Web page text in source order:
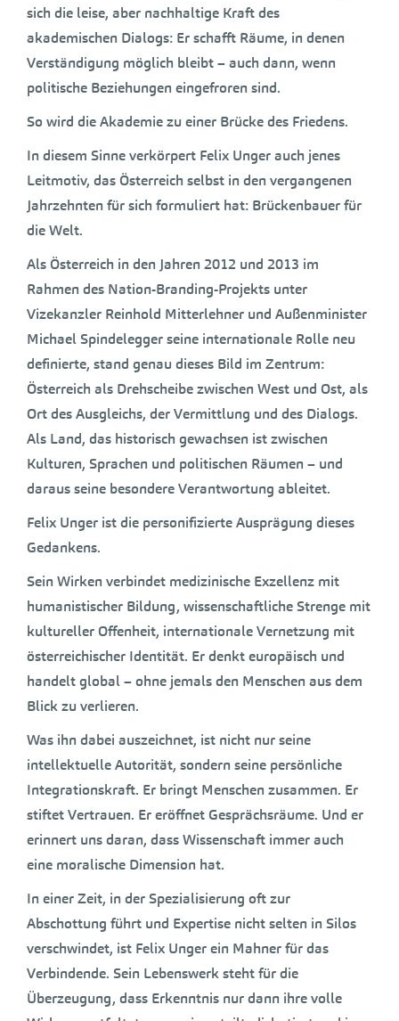
sich die leise, aber nachhaltige Kraft des
akademischen Dialogs: Er schafft Räume, in denen
Verständigung möglich bleibt – auch dann, wenn
politische Beziehungen eingefroren sind.
So wird die Akademie zu einer Brücke des Friedens.
In diesem Sinne verkörpert Felix Unger auch jenes
Leitmotiv, das Österreich selbst in den vergangenen
Jahrzehnten für sich formuliert hat: Brückenbauer für
die Welt.
Als Österreich in den Jahren 2012 und 2013 im
Rahmen des Nation-Branding-Projekts unter
Vizekanzler Reinhold Mitterlehner und Außenminister
Michael Spindelegger seine internationale Rolle neu
definierte, stand genau dieses Bild im Zentrum:
Österreich als Drehscheibe zwischen West und Ost, als
Ort des Ausgleichs, der Vermittlung und des Dialogs.
Als Land, das historisch gewachsen ist zwischen
Kulturen, Sprachen und politischen Räumen – und
daraus seine besondere Verantwortung ableitet.
Felix Unger ist die personifizierte Ausprägung dieses
Gedankens.
Sein Wirken verbindet medizinische Exzellenz mit
humanistischer Bildung, wissenschaftliche Strenge mit
kultureller Offenheit, internationale Vernetzung mit
österreichischer Identität. Er denkt europäisch und
handelt global – ohne jemals den Menschen aus dem
Blick zu verlieren.
Was ihn dabei auszeichnet, ist nicht nur seine
intellektuelle Autorität, sondern seine persönliche
Integrationskraft. Er bringt Menschen zusammen. Er
stiftet Vertrauen. Er eröffnet Gesprächsräume. Und er
erinnert uns daran, dass Wissenschaft immer auch
eine moralische Dimension hat.
In einer Zeit, in der Spezialisierung oft zur
Abschottung führt und Expertise nicht selten in Silos
verschwindet, ist Felix Unger ein Mahner für das
Verbindende. Sein Lebenswerk steht für die
Überzeugung, dass Erkenntnis nur dann ihre volle